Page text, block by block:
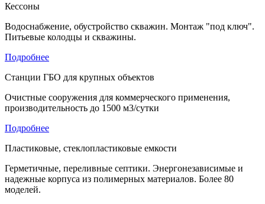
Кессоны
Водоснабжение, обустройство скважин. Монтаж "под ключ".
Питьевые колодцы и скважины.
Подробнее
Станции ГБО для крупных объектов
Очистные сооружения для коммерческого применения,
производительность до 1500 м3/сутки
Подробнее
Пластиковые, стеклопластиковые емкости
Герметичные, переливные септики. Энергонезависимые и
надежные корпуса из полимерных материалов. Более 80
моделей.